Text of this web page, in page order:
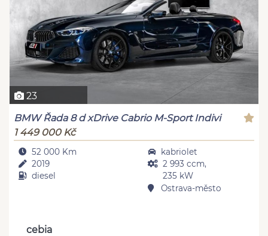
23
BMW Řada 8 d xDrive Cabrio M-Sport Indivi
1 449 000 Kč
52 000 Km
2019
diesel
kabriolet
2 993 ccm,
235 kW
Ostrava-město
cebia